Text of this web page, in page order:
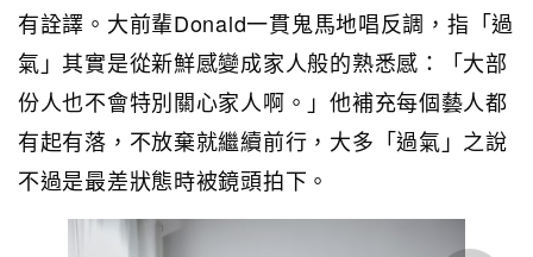
有詮譯。大前輩Donald一貫鬼馬地唱反調，指「過
氣」其實是從新鮮感變成家人般的熟悉感：「大部
份人也不會特別關心家人啊。」他補充每個藝人都
有起有落，不放棄就繼續前行，大多「過氣」之說
不過是最差狀態時被鏡頭拍下。